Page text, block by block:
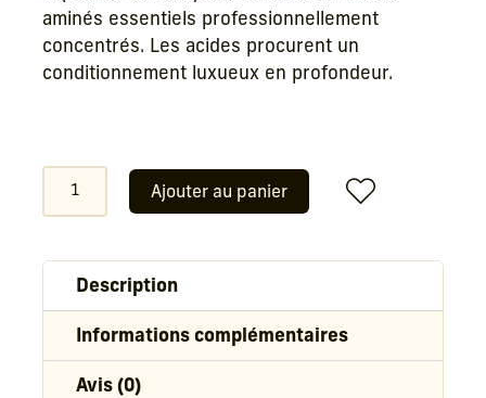
aminés essentiels professionnellement
concentrés. Les acides procurent un
conditionnement luxueux en profondeur.
4
1
Ajouter au panier
Description
Informations complémentaires
Avis (0)